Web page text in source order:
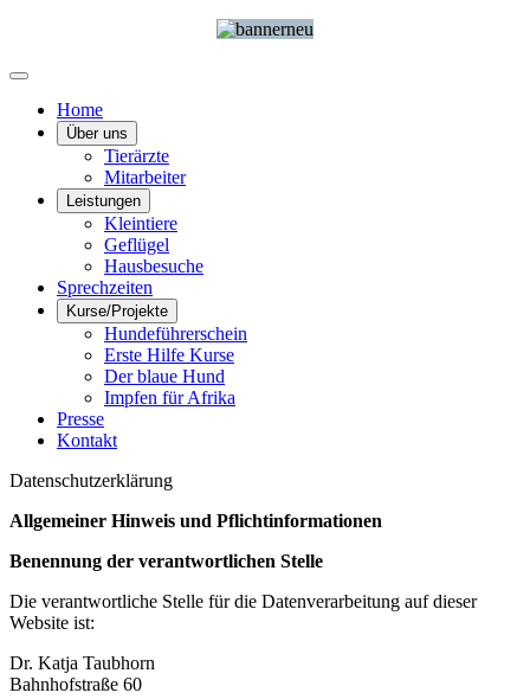
Home
Über uns
Tierärzte
Mitarbeiter
Leistungen
Kleintiere
Geflügel
Hausbesuche
Sprechzeiten
Kurse/Projekte
Hundeführerschein
Erste Hilfe Kurse
Der blaue Hund
Impfen für Afrika
Presse
Kontakt
Datenschutzerklärung
Allgemeiner Hinweis und Pflichtinformationen
Benennung der verantwortlichen Stelle
Die verantwortliche Stelle für die Datenverarbeitung auf dieser
Website ist:
Dr. Katja Taubhorn
Bahnhofstraße 60